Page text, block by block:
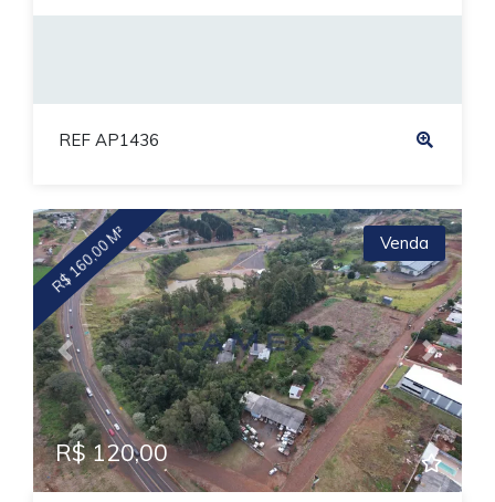
REF AP1436
Previous Next
R$ 160,00 M² Venda
R$ 120,00